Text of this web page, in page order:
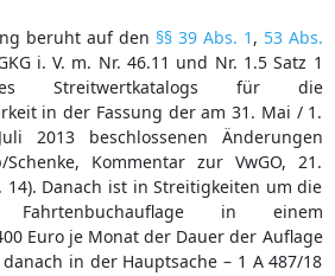
beruht auf den §§ 39 Abs. 1 , 53 Abs.
i. V. m. Nr. 46.11 und Nr. 1.5 Satz 1
Streitwertkatalogs für die
in der Fassung der am 31. Mai / 1.
2013 beschlossenen Änderungen
Kommentar zur VwGO, 21.
14). Danach ist in Streitigkeiten um die
in einem
Euro je Monat der Dauer der Auflage
in der Hauptsache – 1 A 487/18